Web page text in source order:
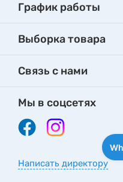
График работы
Выборка товара
Связь с нами
Мы в соцсетях
Написать директору